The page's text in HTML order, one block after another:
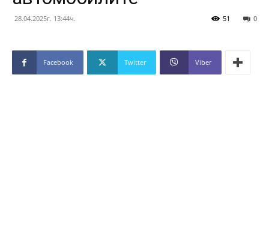
28.04.2025г. 13:44ч. 0
51
Facebook Twitter Viber